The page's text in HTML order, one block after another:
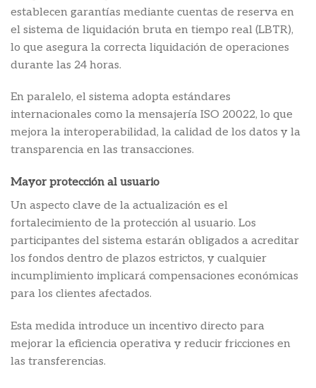
establecen garantías mediante cuentas de reserva en
el sistema de liquidación bruta en tiempo real (LBTR),
lo que asegura la correcta liquidación de operaciones
durante las 24 horas.
En paralelo, el sistema adopta estándares
internacionales como la mensajería ISO 20022, lo que
mejora la interoperabilidad, la calidad de los datos y la
transparencia en las transacciones.
Mayor protección al usuario
Un aspecto clave de la actualización es el
fortalecimiento de la protección al usuario. Los
participantes del sistema estarán obligados a acreditar
los fondos dentro de plazos estrictos, y cualquier
incumplimiento implicará compensaciones económicas
para los clientes afectados.
Esta medida introduce un incentivo directo para
mejorar la eficiencia operativa y reducir fricciones en
las transferencias.